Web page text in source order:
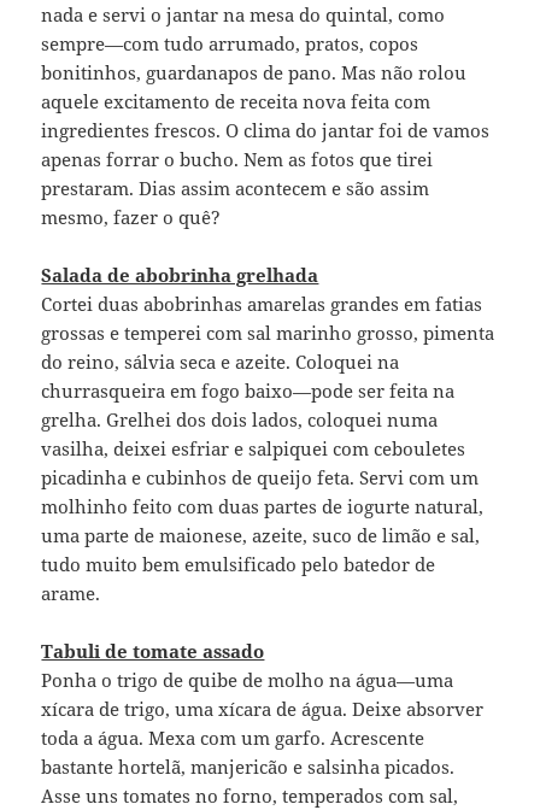
nada e servi o jantar na mesa do quintal, como
sempre—com tudo arrumado, pratos, copos
bonitinhos, guardanapos de pano. Mas não rolou
aquele excitamento de receita nova feita com
ingredientes frescos. O clima do jantar foi de vamos
apenas forrar o bucho. Nem as fotos que tirei
prestaram. Dias assim acontecem e são assim
mesmo, fazer o quê?
Salada de abobrinha grelhada
Cortei duas abobrinhas amarelas grandes em fatias
grossas e temperei com sal marinho grosso, pimenta
do reino, sálvia seca e azeite. Coloquei na
churrasqueira em fogo baixo—pode ser feita na
grelha. Grelhei dos dois lados, coloquei numa
vasilha, deixei esfriar e salpiquei com cebouletes
picadinha e cubinhos de queijo feta. Servi com um
molhinho feito com duas partes de iogurte natural,
uma parte de maionese, azeite, suco de limão e sal,
tudo muito bem emulsificado pelo batedor de
arame.
Tabuli de tomate assado
Ponha o trigo de quibe de molho na água—uma
xícara de trigo, uma xícara de água. Deixe absorver
toda a água. Mexa com um garfo. Acrescente
bastante hortelã, manjericão e salsinha picados.
Asse uns tomates no forno, temperados com sal,